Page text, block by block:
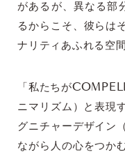
があるが、異なる部
るからこそ、彼らは
ナリティあふれる空
「私たちが
ニマリズム）と表現
グニチャーデザイン
ながら人の心をつか